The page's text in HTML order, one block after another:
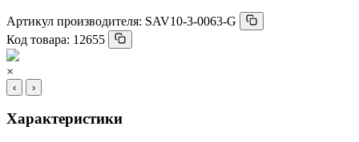
Артикул производителя: SAV10-3-0063-G
Код товара: 12655
×
‹ ›
Характеристики